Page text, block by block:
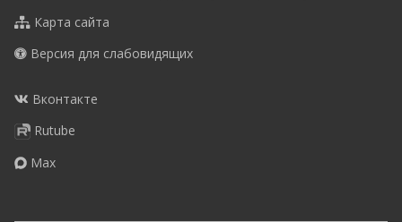
Карта сайта
Версия для слабовидящих
Вконтакте
Rutube
Max